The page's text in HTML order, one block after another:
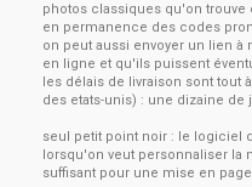
photos classiques qu'on
en permanence des codes
on peut aussi envoyer un lien
en ligne et qu'ils puissent
les délais de livraison sont tout
des etats-unis) : une dizaine de
seul petit point noir : le logiciel
lorsqu'on veut personnaliser la
suffisant pour une mise en